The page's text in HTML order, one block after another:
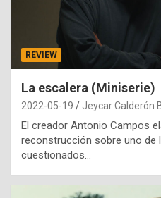
REVIEW
La escalera (Miniserie)
2022-05-19 Jeycar Calderón
El creador Antonio Campos
reconstrucción sobre uno de
cuestionados…